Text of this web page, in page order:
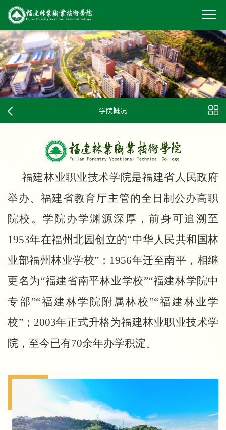
学院概况
福建林业职业技术学院是福建省人民政府
举办、福建省教育厅主管的全日制公办高职
院校。学院办学渊源深厚，前身可追溯至
1953年在福州北园创立的“中华人民共和国林
业部福州林业学校”；1956年迁至南平，相继
更名为“福建省南平林业学校”“福建林学院中
专部”“福建林学院附属林校”“福建林业学
校”；2003年正式升格为福建林业职业技术学
院，至今已有70余年办学积淀。